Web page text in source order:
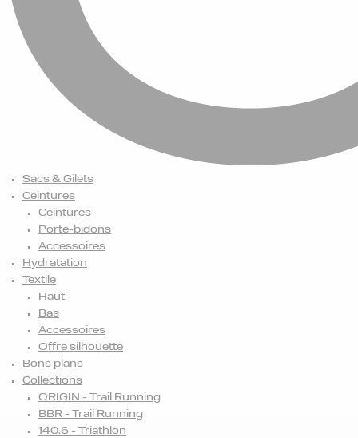
Sacs & Gilets
Ceintures
Ceintures
Porte-bidons
Accessoires
Hydratation
Textile
Haut
Bas
Accessoires
Offre silhouette
Bons plans
Collections
ORIGIN - Trail Running
BBR - Trail Running
140.6 - Triathlon